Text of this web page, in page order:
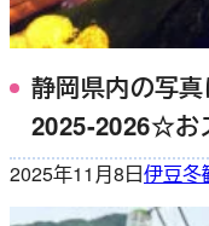
静岡県内の写真
2025-2026☆お
2025年11月8日伊豆冬